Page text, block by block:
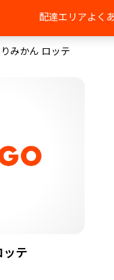
配達エリアよく
みかん ロッテ
テ